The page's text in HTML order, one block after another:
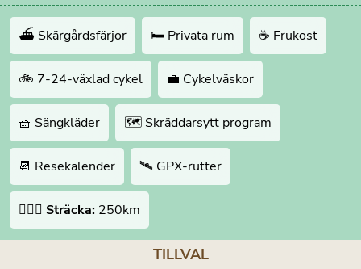
⛴️ Skärgårdsfärjor 🛏 Privata rum ☕️ Frukost
🚲 7-24-växlad cykel 💼 Cykelväskor
🧺 Sängkläder 🗺 Skräddarsytt program
📆 Resekalender 🛰 GPX-rutter
🚴🏻‍♂️ Sträcka: 250km
TILLVAL